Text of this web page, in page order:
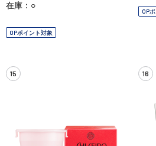
在庫：○
OPポイント対象
OP
15 16